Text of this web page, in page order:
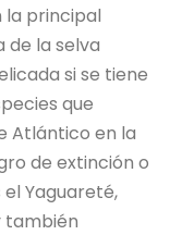
la principal
de la selva
si se tiene
que
Atlántico en la
de extinción o
Yaguareté,
también